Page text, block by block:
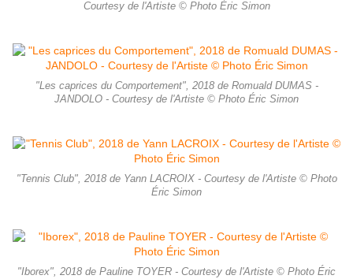
Courtesy de l'Artiste © Photo Éric Simon
"Les caprices du Comportement", 2018 de Romuald DUMAS -
JANDOLO - Courtesy de l'Artiste © Photo Éric Simon
"Tennis Club", 2018 de Yann LACROIX - Courtesy de l'Artiste © Photo
Éric Simon
"Iborex", 2018 de Pauline TOYER - Courtesy de l'Artiste © Photo Éric